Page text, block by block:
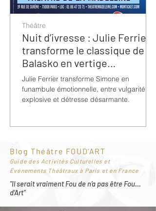
Nuit d’ivresse : Julie Ferrier
transforme le classique de
Balasko en vertige
bouleversant
Julie Ferrier transforme Simone en
funambule émotionnelle, entre vulgarité
explosive et détresse désarmante.
Théâtre
Blog Théâtre FOUD'ART
Guide des Activités Culturelles et
Événements Théâtraux à Paris et en France
"Il serait vraiment Fou de n’a pas être Fou…
d’Art"